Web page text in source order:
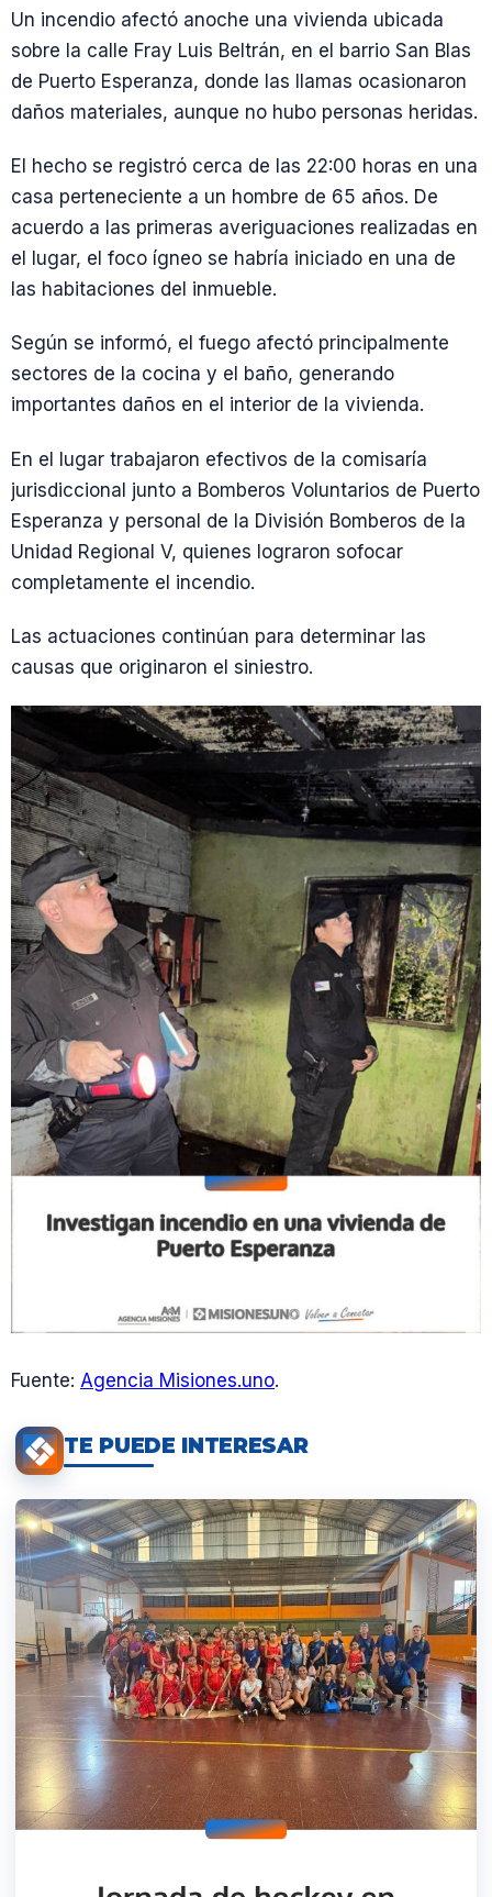
Un incendio afectó anoche una vivienda ubicada
sobre la calle Fray Luis Beltrán, en el barrio San Blas
de Puerto Esperanza, donde las llamas ocasionaron
daños materiales, aunque no hubo personas heridas.
El hecho se registró cerca de las 22:00 horas en una
casa perteneciente a un hombre de 65 años. De
acuerdo a las primeras averiguaciones realizadas en
el lugar, el foco ígneo se habría iniciado en una de
las habitaciones del inmueble.
Según se informó, el fuego afectó principalmente
sectores de la cocina y el baño, generando
importantes daños en el interior de la vivienda.
En el lugar trabajaron efectivos de la comisaría
jurisdiccional junto a Bomberos Voluntarios de Puerto
Esperanza y personal de la División Bomberos de la
Unidad Regional V, quienes lograron sofocar
completamente el incendio.
Las actuaciones continúan para determinar las
causas que originaron el siniestro.
Fuente: Agencia Misiones.uno.
TE PUEDE INTERESAR